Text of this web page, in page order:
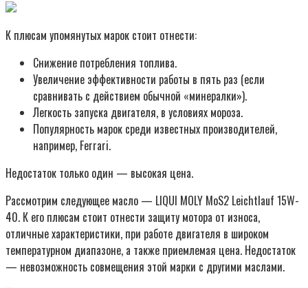
К плюсам упомянутых марок стоит отнести:
Снижение потребления топлива.
Увеличение эффективности работы в пять раз (если
сравнивать с действием обычной «минералки»).
Легкость запуска двигателя, в условиях мороза.
Популярность марок среди известных производителей,
например, Ferrari.
Недостаток только один — высокая цена.
Рассмотрим следующее масло — LIQUI MOLY MoS2 Leichtlauf 15W-
40. К его плюсам стоит отнести защиту мотора от износа,
отличные характеристики, при работе двигателя в широком
температурном диапазоне, а также приемлемая цена. Недостаток
— невозможность совмещения этой марки с другими маслами.